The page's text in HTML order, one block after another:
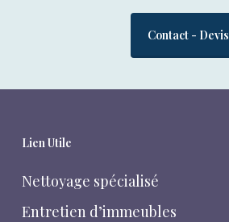
Contact - Devis
Lien Utile
Nettoyage spécialisé
Entretien d’immeubles